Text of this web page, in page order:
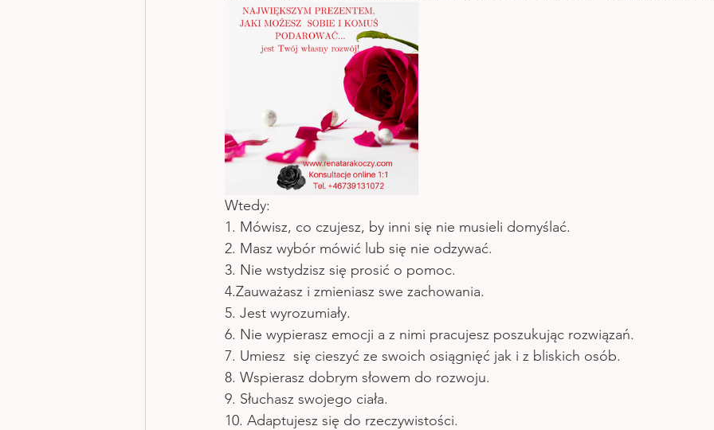
Wtedy:
1. Mówisz, co czujesz, by inni się nie musieli domyślać.
2. Masz wybór mówić lub się nie odzywać.
3. Nie wstydzisz się prosić o pomoc.
4.Zauważasz i zmieniasz swe zachowania.
5. Jest wyrozumiały.
6. Nie wypierasz emocji a z nimi pracujesz poszukując rozwiązań.
7. Umiesz  się cieszyć ze swoich osiągnięć jak i z bliskich osób.
8. Wspierasz dobrym słowem do rozwoju.
9. Słuchasz swojego ciała.
10. Adaptujesz się do rzeczywistości.